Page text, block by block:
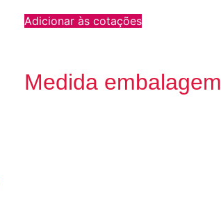
Adicionar às cotações
Medida embalagem